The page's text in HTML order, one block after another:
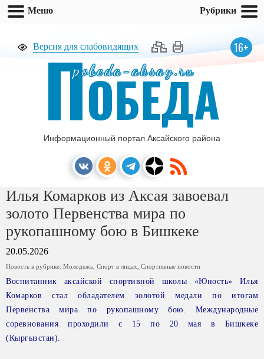
Версия для слабовидящих 16+
pobeda-aksay.ru
ПОБЕДА
Информационный портал Аксайского района
Илья Комарков из Аксая завоевал
золото Первенства мира по
рукопашному бою в Бишкеке
20.05.2026
Новость в рубрике: Молодежь Спорт в лицах Спортивные новости
Воспитанник аксайской спортивной школы «Юность» Илья
Комарков стал обладателем золотой медали по итогам
Первенства мира по рукопашному бою. Международные
соревнования проходили с 15 по 20 мая в Бишкеке
(Кыргызстан).
Меню Рубрики